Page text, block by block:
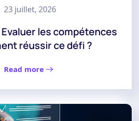
23 juillet, 2026
les compétences
réussir ce défi ?
Read more